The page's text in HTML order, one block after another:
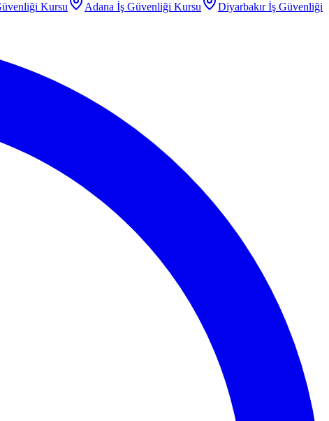
Kursu Adana İş Güvenliği Kursu Diyarbakırİş Güvenliği